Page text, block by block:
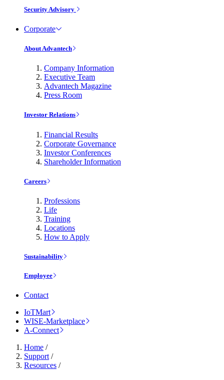
Security Advisory
Corporate
About Advantech
Company Information
Executive Team
Advantech Magazine
Press Room
Investor Relations
Financial Results
Corporate Governance
Investor Conferences
Shareholder Information
Careers
Professions
Life
Training
Locations
How to Apply
Sustainability
Employee
Contact
IoTMart
WISE-Marketplace
A-Connect
Home /
Support /
Resources /